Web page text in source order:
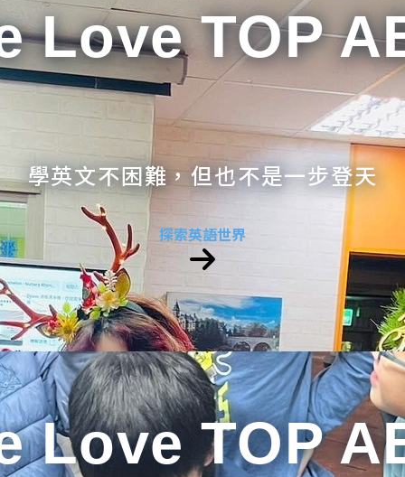
Love TOP
學英文不困難，但也不是一步登天
探索英語世界
Love TOP